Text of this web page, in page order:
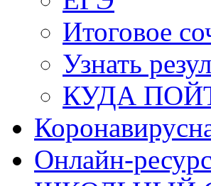
Итоговое
Узнать
КУДА
Онлайн-